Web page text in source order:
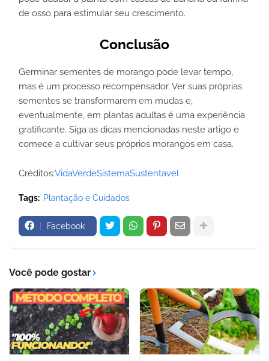
de osso para estimular seu crescimento.
Conclusão
Germinar sementes de morango pode levar tempo,
mas é um processo recompensador. Ver suas próprias
sementes se transformarem em mudas e,
eventualmente, em plantas adultas é uma experiência
gratificante. Siga as dicas mencionadas neste artigo e
comece a cultivar seus próprios morangos em casa.
Créditos:VidaVerdeSistemaSustentavel
Tags: Plantação e Cuidados
Facebook
Você pode gostar